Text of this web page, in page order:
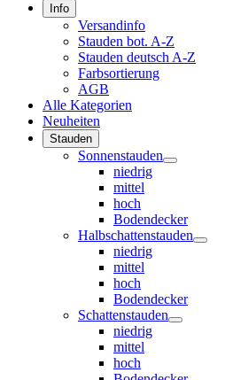
Info
Versandinfo
Stauden bot. A-Z
Stauden deutsch A-Z
Farbsortierung
AGB
Alle Kategorien
Neuheiten
Stauden
Sonnenstauden
niedrig
mittel
hoch
Bodendecker
Halbschattenstauden
niedrig
mittel
hoch
Bodendecker
Schattenstauden
niedrig
mittel
hoch